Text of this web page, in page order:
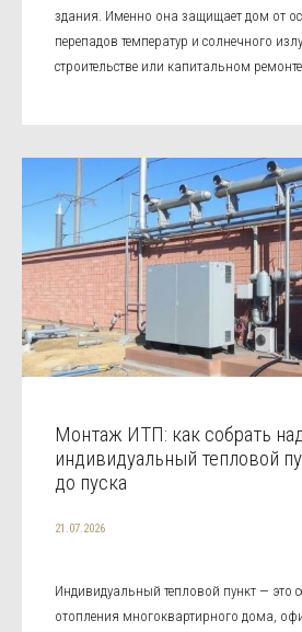
здания. Именно она защищает дом от
перепадов температур и солнечного
строительстве или капитальном
Монтаж ИТП: как собрать
индивидуальный тепловой
до пуска
21.07.2026
Индивидуальный тепловой пункт — это
отопления многоквартирного дома,